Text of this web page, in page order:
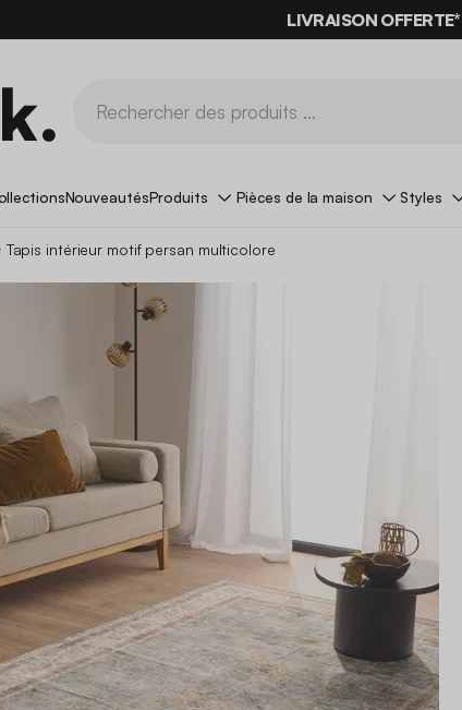
LIVRAISON OFFERTE*
NouveautésProduits Pièces de la maison Styles
Tapis intérieur motif persan multicolore